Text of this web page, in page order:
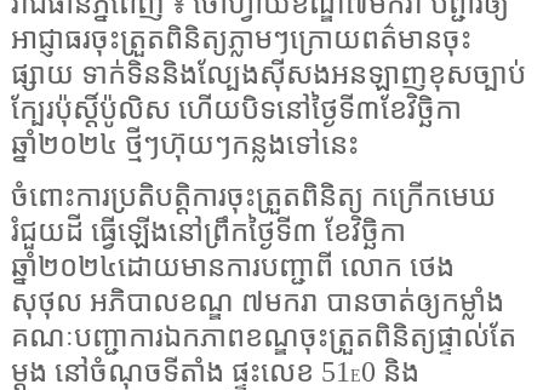
អាជ្ញាធរចុះត្រួតពិនិត្យភ្លាមៗក្រោយពត៌មានចុះ
ផ្សាយ ទាក់ទិននិងល្បែងស៊ីសងអនឡាញខុសច្បាប់
ក្បែរប៉ុស្តិ៍ប៉ូលិស ហើយបិទនៅថ្ងៃទី៣ខែវិច្ឆិកា
ឆ្នាំ២០២៤ ថ្មីៗហ៊ុយៗកន្លងទៅនេះ
ចំពោះការប្រតិបត្តិការចុះត្រួតពិនិត្យ កក្រើកមេឃ
រំជួយដី ធ្វើឡើងនៅព្រឹកថ្ងៃទី៣ ខែវិច្ឆិកា
ឆ្នាំ២០២៤ដោយមានការបញ្ជាពី លោក ថេង
សុថុល អភិបាលខណ្ឌ ៧មករា បានចាត់ឲ្យកម្លាំង
គណៈបញ្ជាការឯកភាពខណ្ឌចុះត្រួតពិនិត្យផ្ទាល់តែ
ម្ដង នៅចំណុចទីតាំង ផ្ទះលេខ 51E0 និង